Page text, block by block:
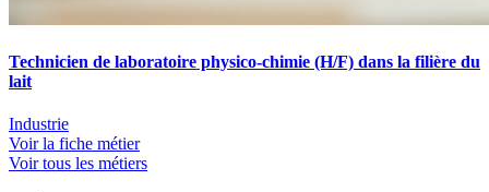
Technicien de laboratoire physico-chimie (H/F) dans la filière du
lait
Industrie
Voir la fiche métier
Voir tous les métiers